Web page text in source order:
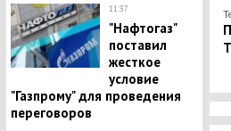
11:37
"Нафтогаз"
поставил
жесткое
условие
"Газпрому" для проведения
переговоров